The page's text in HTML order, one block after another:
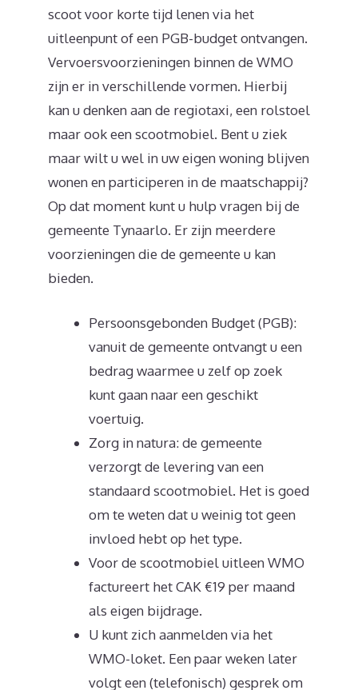
scoot voor korte tijd lenen via het
uitleenpunt of een PGB-budget ontvangen.
Vervoersvoorzieningen binnen de WMO
zijn er in verschillende vormen. Hierbij
kan u denken aan de regiotaxi, een rolstoel
maar ook een scootmobiel. Bent u ziek
maar wilt u wel in uw eigen woning blijven
wonen en participeren in de maatschappij?
Op dat moment kunt u hulp vragen bij de
gemeente Tynaarlo. Er zijn meerdere
voorzieningen die de gemeente u kan
bieden.
Persoonsgebonden Budget (PGB):
vanuit de gemeente ontvangt u een
bedrag waarmee u zelf op zoek
kunt gaan naar een geschikt
voertuig.
Zorg in natura: de gemeente
verzorgt de levering van een
standaard scootmobiel. Het is goed
om te weten dat u weinig tot geen
invloed hebt op het type.
Voor de scootmobiel uitleen WMO
factureert het CAK €19 per maand
als eigen bijdrage.
U kunt zich aanmelden via het
WMO-loket. Een paar weken later
volgt een (telefonisch) gesprek om